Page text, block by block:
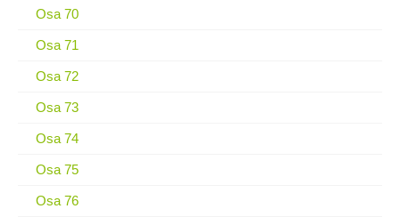
Osa 70
Osa 71
Osa 72
Osa 73
Osa 74
Osa 75
Osa 76